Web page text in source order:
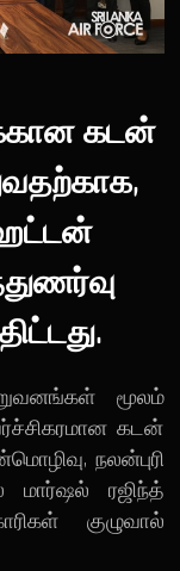
கடன்
மூலம்
கடன்
நலன்புரி
ரஜிந்த்
குழுவால்